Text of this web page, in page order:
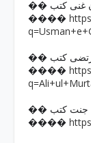
غنی کتب
����
کتب
����
جنت کتب
����